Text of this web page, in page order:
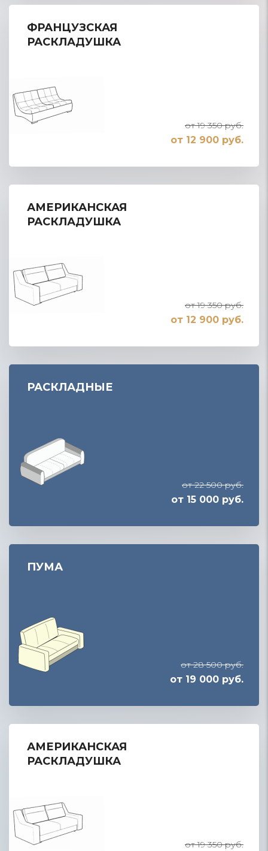
ФРАНЦУЗСКАЯ
РАСКЛАДУШКА
от 19 350 руб.
от 12 900 руб.
АМЕРИКАНСКАЯ
РАСКЛАДУШКА
от 19 350 руб.
от 12 900 руб.
РАСКЛАДНЫЕ
от 22 500 руб.
от 15 000 руб.
ПУМА
от 28 500 руб.
от 19 000 руб.
АМЕРИКАНСКАЯ
РАСКЛАДУШКА
от 19 350 руб.